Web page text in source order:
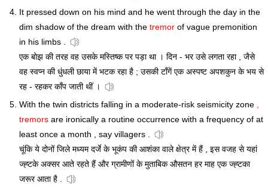
It pressed down on his mind and he went through the day in the
dim shadow of the dream with the tremor of vague premonition
in his limbs .
एक बोझ की तरह वह उसके मस्तिष्क पर पड़ा था । दिन - भर उसे लगता रहा , जैसे
वह स्वप्न की धुंधली छाया में भटक रहा है ; उसकी टाँगें एक अस्पष्ट अपशकुन के भय से
रह - रहकर काँप जाती थीं ।
With the twin districts falling in a moderate-risk seismicity zone ,
tremors are ironically a routine occurrence with a frequency of at
least once a month , say villagers .
चूंकि ये दोनों जिले मध्यम दर्जे के भूकंप की आशंका वाले क्षेत्र में हैं , इस वजह से यहां
ज्ह्टके अक्सर आते रहते हैं और ग्रामीणों के मुताबिक औसतन हर माह एक ज्ह्टका
जरूर आता है .